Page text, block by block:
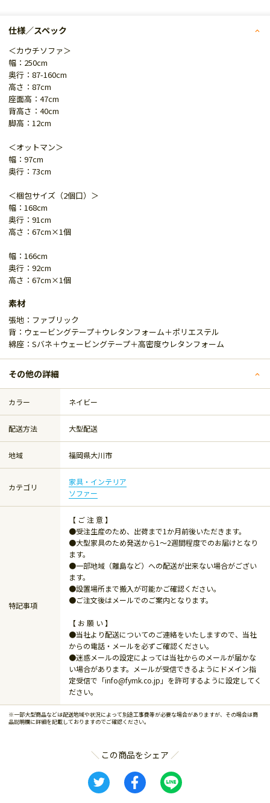
仕様／スペック
＜カウチソファ＞
幅：250cm
奥行：87-160cm
高さ：87cm
座面高：47cm
背高さ：40cm
脚高：12cm
＜オットマン＞
幅：97cm
奥行：73cm
＜梱包サイズ（2個口）＞
幅：168cm
奥行：91cm
高さ：67cm×1個
幅：166cm
奥行：92cm
高さ：67cm×1個
素材
張地：ファブリック
背：ウェービングテープ＋ウレタンフォーム＋ポリエステル
綿座：Sバネ＋ウェービングテープ＋高密度ウレタンフォーム
その他の詳細
カラー ネイビー
配送方法 大型配送
地域 福岡県大川市
カテゴリ
家具・インテリア
ソファー
特記事項
【 ご 注 意 】
●受注生産のため、出荷まで1か月前後いただきます。
●大型家具のため発送から1～2週間程度でのお届けとなり
ます。
●一部地域（離島など）への配送が出来ない場合がござい
ます。
●設置場所まで搬入が可能かご確認ください。
●ご注文後はメールでのご案内となります。
【 お 願 い 】
●当社より配送についてのご連絡をいたしますので、当社
からの電話・メールを必ずご確認ください。
●迷惑メールの設定によっては当社からのメールが届かな
い場合があります。メールが受信できるようにドメイン指
定受信で「info@fymk.co.jp」を許可するように設定してく
ださい。
※一部大型商品などは配送地域や状況によって別途工事費等が必要な場合がありますが、その場合は商
品説明欄に詳細を記載しておりますのでご確認ください。
この商品をシェア